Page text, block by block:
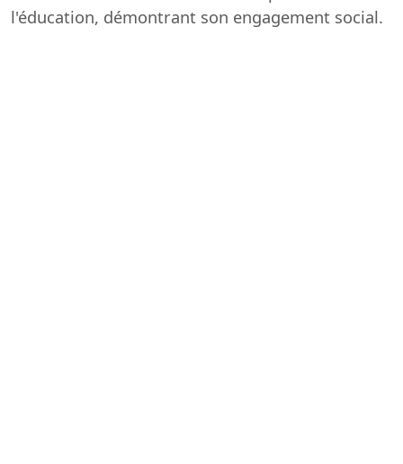
l'éducation, démontrant son engagement social.